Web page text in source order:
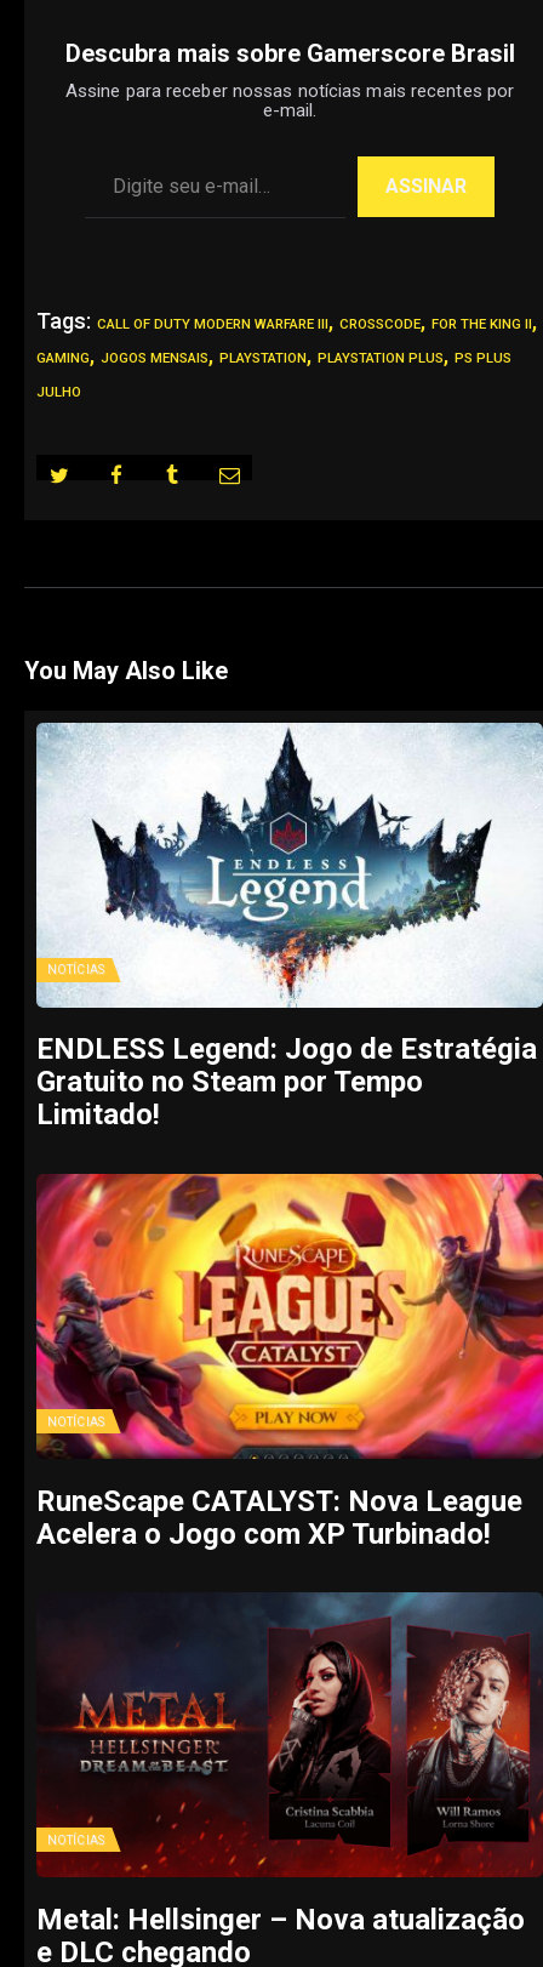
Descubra mais sobre Gamerscore Brasil
Assine para receber nossas notícias mais recentes por
e-mail.
ASSINAR
Tags: CALL OF DUTY MODERN WARFARE III, CROSSCODE, FOR THE KING II,
GAMING, JOGOS MENSAIS, PLAYSTATION, PLAYSTATION PLUS, PS PLUS
JULHO
You May Also Like
NOTÍCIAS
ENDLESS Legend: Jogo de Estratégia
Gratuito no Steam por Tempo
Limitado!
NOTÍCIAS
RuneScape CATALYST: Nova League
Acelera o Jogo com XP Turbinado!
NOTÍCIAS
Metal: Hellsinger – Nova atualização
e DLC chegando